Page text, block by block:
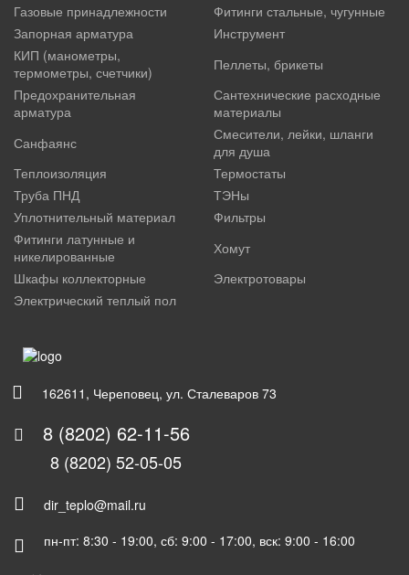
Газовые принадлежности
Фитинги стальные, чугунные
Запорная арматура
Инструмент
КИП (манометры,
термометры, счетчики)
Пеллеты, брикеты
Предохранительная
арматура
Сантехнические расходные
материалы
Санфаянс
Смесители, лейки, шланги
для душа
Теплоизоляция
Термостаты
Труба ПНД
ТЭНы
Уплотнительный материал
Фильтры
Фитинги латунные и
никелированные
Хомут
Шкафы коллекторные
Электротовары
Электрический теплый пол
162611, Череповец, ул. Сталеваров 73
8 (8202) 62-11-56
8 (8202) 52-05-05
dir_teplo@mail.ru
пн-пт: 8:30 - 19:00, сб: 9:00 - 17:00, вск: 9:00 - 16:00